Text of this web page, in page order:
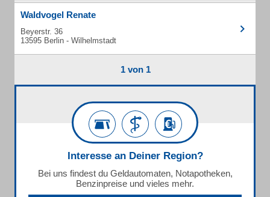
Waldvogel Renate
Beyerstr. 36
13595 Berlin - Wilhelmstadt
1 von 1
Interesse an Deiner Region?
Bei uns findest du Geldautomaten, Notapotheken,
Benzinpreise und vieles mehr.